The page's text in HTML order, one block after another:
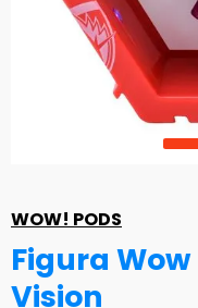
WOW! PODS
Figura
Vision